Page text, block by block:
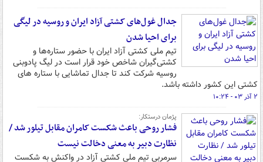
جدال غول‌های کشتی آزاد ایران و روسیه در لیگی
برای احیا شدن
تیم ملی کشتی آزاد ایران با حضور ستاره‌ها و
کشتی‌گیران شاخص خود قرار است در لیگ پادوبنی
روسیه شرکت کند تا جدال تماشایی با ستاره های
کشتی این کشور داشته باشد.
۲ آذر ۰۳ - ۱۰:۲۴
پژمان درستکار:
فشار روحی باعث شکست کامران مقابل تیلور شد /
نظارت دبیر به معنی دخالت نیست
سرمربی تیم ملی کشتی آزاد در واکنش به شکست